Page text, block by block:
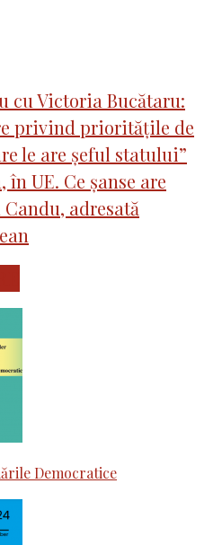
cu Victoria Bucătaru:
privind prioritățile de
le are șeful statului”
în UE. Ce șanse are
adresată
Democratice